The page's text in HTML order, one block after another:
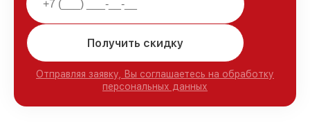
Получить скидку
Отправляя заявку, Вы соглашаетесь на обработку
персональных данных